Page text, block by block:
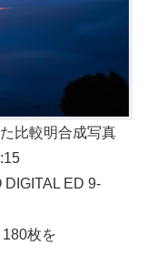
比較明合成写真
DIGITAL ED 9-
枚を